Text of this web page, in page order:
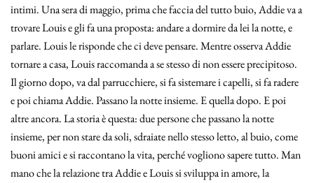
intimi. Una sera di maggio, prima che faccia del tutto buio, Addie va a
trovare Louis e gli fa una proposta: andare a dormire da lei la notte, e
parlare. Louis le risponde che ci deve pensare. Mentre osserva Addie
tornare a casa, Louis raccomanda a se stesso di non essere precipitoso.
Il giorno dopo, va dal parrucchiere, si fa sistemare i capelli, si fa radere
e poi chiama Addie. Passano la notte insieme. E quella dopo. E poi
altre ancora. La storia è questa: due persone che passano la notte
insieme, per non stare da soli, sdraiate nello stesso letto, al buio, come
buoni amici e si raccontano la vita, perché vogliono sapere tutto. Man
mano che la relazione tra Addie e Louis si sviluppa in amore, la